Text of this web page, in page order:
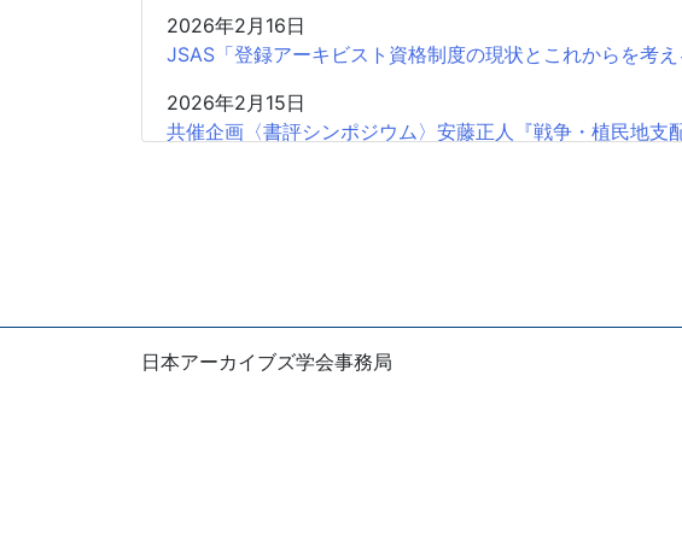
2026年2月16日
JSAS「登録アーキビスト資格制度の現状とこれからを考
2026年2月15日
共催企画〈書評シンポジウム〉安藤正人『戦争・植民地支
2025年12月11日
【広報協力】日本アーカイブズ学会認定海外アーカイブズ
日本アーカイブズ学会事務局